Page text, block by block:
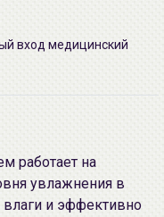
вход медицинский
работает на
увлажнения в
влаги и эффективно